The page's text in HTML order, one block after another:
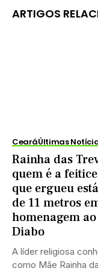
ARTIGOS
CearáÚltimas
Rainha das
quem é a
que ergueu
de 11 metros
homenagem ao
Diabo
A líder religiosa
como Mãe Rainha